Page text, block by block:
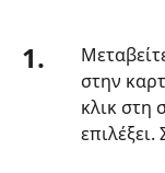
1.
στην
κλικ στη
επιλέξει.